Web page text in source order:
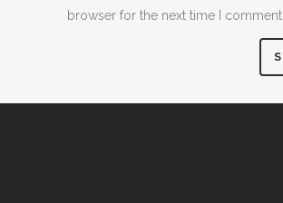
browser for the next time I comment.